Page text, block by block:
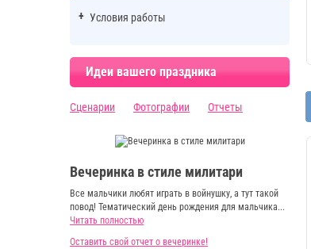
Условия работы
Идеи вашего праздника
Сценарии Фотографии Отчеты
Вечеринка в стиле милитари
Все мальчики любят играть в войнушку, а тут такой
повод! Тематический день рождения для мальчика...
Читать полностью
Оставить свой отчет о вечеринке!